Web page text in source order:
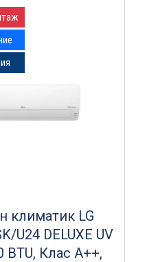
климатик LG
U24 DELUXE UV
BTU, Клас A++,